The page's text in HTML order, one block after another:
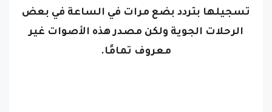
تسجيلها بتردد بضع مرات في الساعة في بعض
الرحلات الجوية ولكن مصدر هذه الأصوات غير
معروف تمامًا.